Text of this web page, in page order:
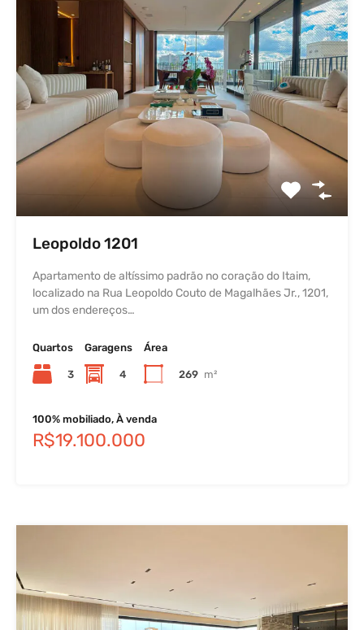
Leopoldo 1201
Apartamento de altíssimo padrão no coração do Itaim,
localizado na Rua Leopoldo Couto de Magalhães Jr., 1201,
um dos endereços…
Quartos
3
Garagens
4
Área
269 m²
100% mobiliado, À venda
R$19.100.000